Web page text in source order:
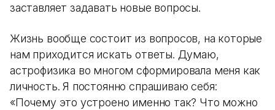
заставляет задавать новые вопросы.
Жизнь вообще состоит из вопросов, на которые
нам приходится искать ответы. Думаю,
астрофизика во многом сформировала меня как
личность. Я постоянно спрашиваю себя:
«Почему это устроено именно так? Что можно